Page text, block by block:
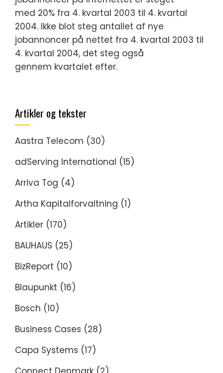
med 20% fra 4. kvartal 2003 til 4. kvartal
2004. Ikke blot steg antallet af nye
jobannoncer på nettet fra 4. kvartal 2003 til
4. kvartal 2004, det steg også
gennem kvartalet efter.
Artikler og tekster
Aastra Telecom (30)
adServing International (15)
Arriva Tog (4)
Artha Kapitalforvaltning (1)
Artikler (170)
BAUHAUS (25)
BizReport (10)
Blaupunkt (16)
Bosch (10)
Business Cases (28)
Capa Systems (17)